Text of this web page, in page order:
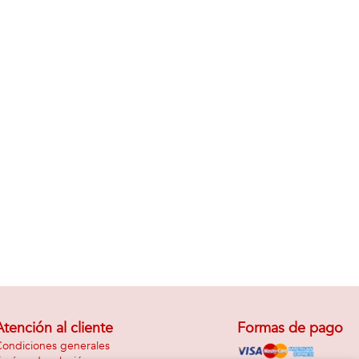
al cliente
generales
Formas de pago